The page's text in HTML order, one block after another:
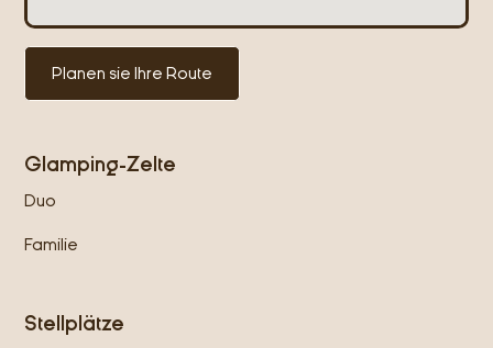
Planen sie Ihre Route
Glamping-Zelte
Duo
Familie
Stellplätze